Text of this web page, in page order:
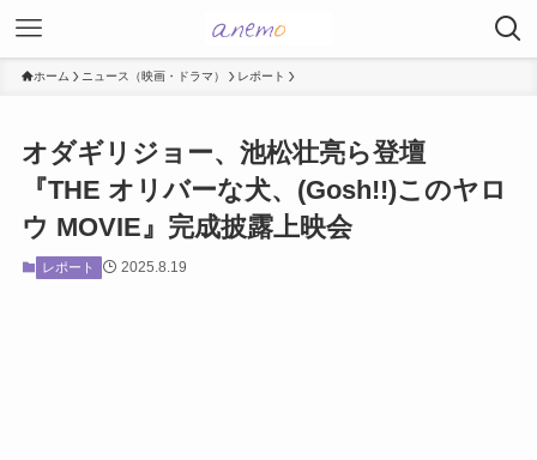
ホーム ニュース（映画・ドラマ） レポート
オダギリジョー、池松壮亮ら登壇
『THE オリバーな犬、(Gosh!!)このヤロ
ウ MOVIE』完成披露上映会
レポート 2025.8.19